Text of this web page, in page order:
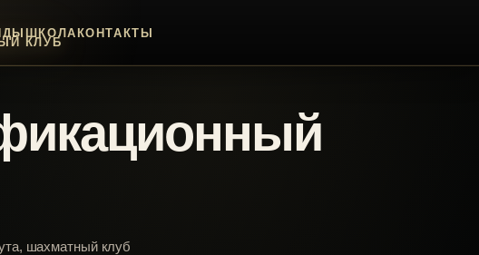
ШКОЛАКОНТАКТЫ
шахматный клуб